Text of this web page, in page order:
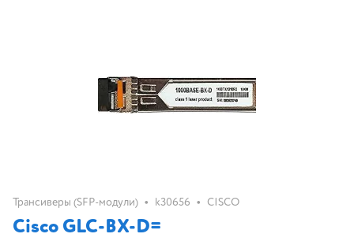
Трансиверы (SFP-модули) • k30656 • CISCO
Cisco GLC-BX-D=